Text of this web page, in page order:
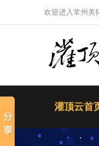
欢迎进入常州美
灌顶云首